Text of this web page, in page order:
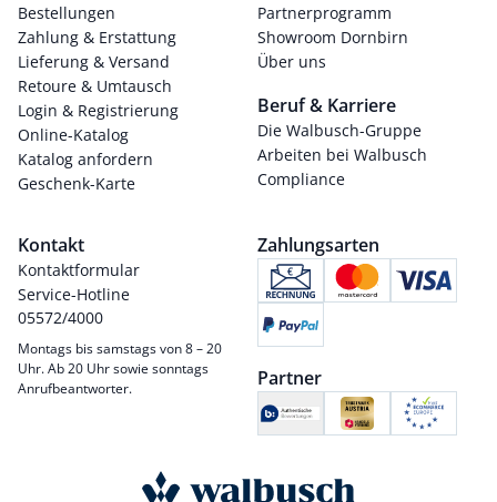
Bestellungen
Zahlung & Erstattung
Lieferung & Versand
Retoure & Umtausch
Login & Registrierung
Online-Katalog
Katalog anfordern
Geschenk-Karte
Partnerprogramm
Showroom Dornbirn
Über uns
Beruf & Karriere
Die Walbusch-Gruppe
Arbeiten bei Walbusch
Compliance
Kontakt
Kontaktformular
Service-Hotline
05572/4000
Montags bis samstags von 8 – 20
Uhr. Ab 20 Uhr sowie sonntags
Anrufbeantworter.
Zahlungsarten
Partner